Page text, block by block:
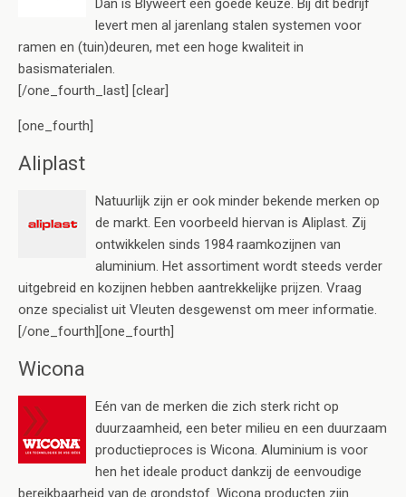
levert men al jarenlang stalen systemen voor
ramen en (tuin)deuren, met een hoge kwaliteit in
basismaterialen.
[/one_fourth_last] [clear]
[one_fourth]
Aliplast
Natuurlijk zijn er ook minder bekende merken op
de markt. Een voorbeeld hiervan is Aliplast. Zij
ontwikkelen sinds 1984 raamkozijnen van
aluminium. Het assortiment wordt steeds verder
uitgebreid en kozijnen hebben aantrekkelijke prijzen. Vraag
onze specialist uit Vleuten desgewenst om meer informatie.
[/one_fourth][one_fourth]
Wicona
Eén van de merken die zich sterk richt op
duurzaamheid, een beter milieu en een duurzaam
productieproces is Wicona. Aluminium is voor
hen het ideale product dankzij de eenvoudige
bereikbaarheid van de grondstof. Wicona producten zijn